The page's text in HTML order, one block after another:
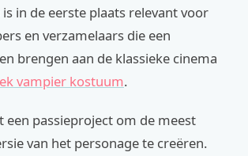
in de eerste plaats relevant voor
en verzamelaars die een
brengen aan de klassieke cinema
vampier kostuum.
een passieproject om de meest
van het personage te creëren.